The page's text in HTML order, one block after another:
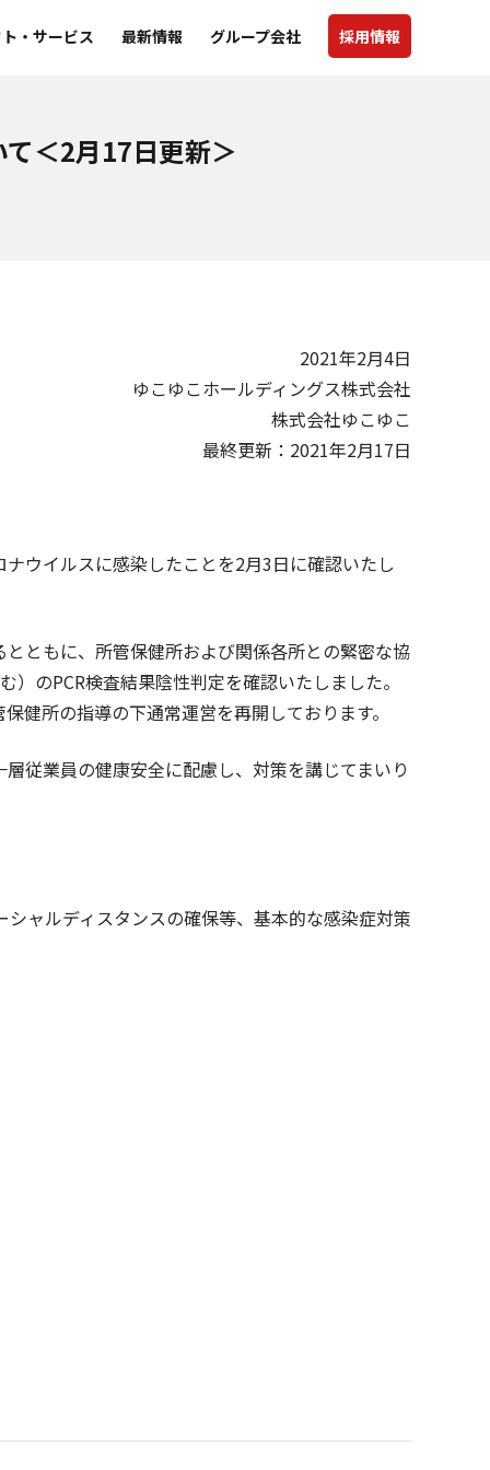
・サービス 最新情報 グループ会社 採用情報
＜2月17日更新＞
2021年2月4日
ゆこゆこホールディングス株式会社
株式会社ゆこゆこ
最終更新：2021年2月17日
ウイルスに感染したことを2月3日に確認いたし
ともに、所管保健所および関係各所との緊密な協
のPCR検査結果陰性判定を確認いたしました。
所の指導の下通常運営を再開しております。
従業員の健康安全に配慮し、対策を講じてまいり
ャルディスタンスの確保等、基本的な感染症対策